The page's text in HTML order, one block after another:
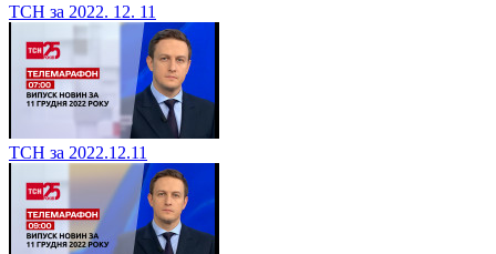
ТСН за 2022. 12. 11
ТСН за 2022.12.11